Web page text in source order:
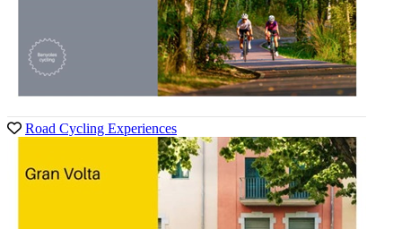
Road Cycling Experiences